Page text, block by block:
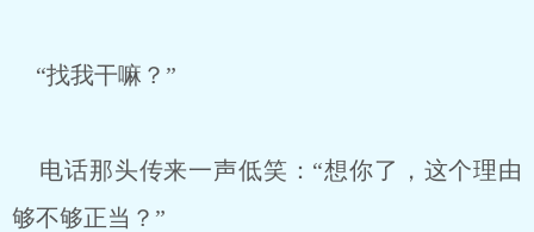
“找我干嘛？”
电话那头传来一声低笑：“想你了，这个理由
够不够正当？”